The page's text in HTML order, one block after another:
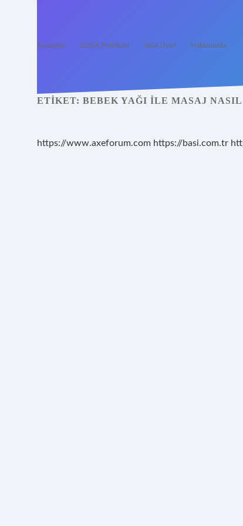
Anasayfa Gizlilik Politikası Yasal Uyarı Hakkımızda
ETIKET: BEBEK YAĞI ILE MASAJ
https://www.axeforum.com https://basi.com.tr